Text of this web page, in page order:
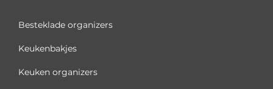
Besteklade organizers
Keukenbakjes
Keuken organizers